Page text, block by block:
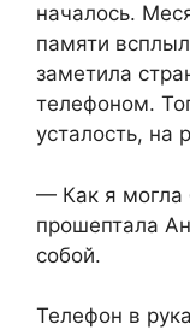
началось.
памяти
заметила
телефоном.
усталость, на
— Как я могла
прошептала
собой.
Телефон в